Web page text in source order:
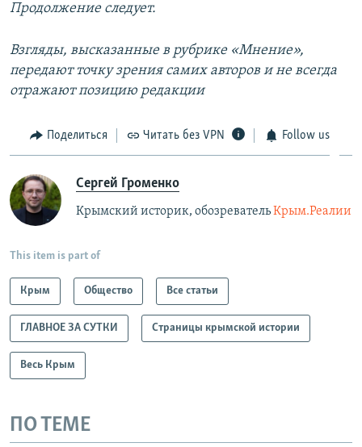
Продолжение следует.
Взгляды, высказанные в рубрике «Мнение»,
передают точку зрения самих авторов и не всегда
отражают позицию редакции
Поделиться Читать без VPN Follow us
Сергей Громенко
Крымский историк, обозревательКрым.Реалии
This item is part of
Крым Общество Все статьи
ГЛАВНОЕ ЗА СУТКИ Страницы крымской истории
Весь Крым
ПО ТЕМЕ